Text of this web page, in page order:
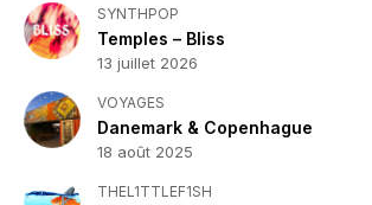
SYNTHPOP
Temples – Bliss
13 juillet 2026
VOYAGES
Danemark & Copenhague
18 août 2025
THEL1TTLEF1SH